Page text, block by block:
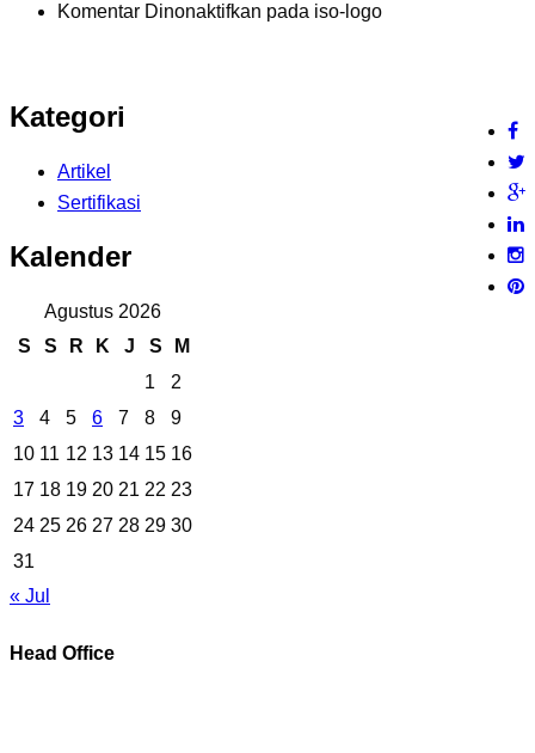
Komentar Dinonaktifkan pada iso-logo
Kategori
Artikel
Sertifikasi
Kalender
Agustus 2026
S
S R K J S
M
1
2
3
4 5 6 7 8
9
10 11 12 13 14 15 16
17 18 19 20 21 22 23
24 25 26 27 28 29 30
31
« Jul
Head Office